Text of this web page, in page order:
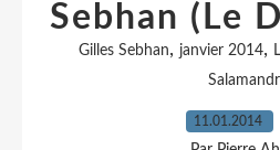
Sebhan (Le
Gilles Sebhan, janvier 2014,
11.01.2014